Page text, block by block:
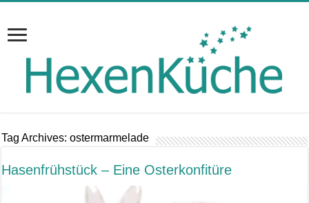
Tag Archives:ostermarmelade
Hasenfrühstück – Eine Osterkonfitüre